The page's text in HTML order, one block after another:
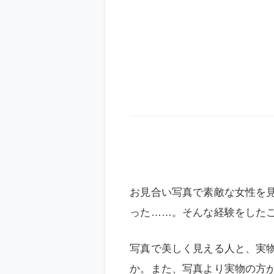
お見合い写真で素敵な女性を
った……。そんな経験をした
写真で美しく見える人と、実
か。また、写真より実物の方